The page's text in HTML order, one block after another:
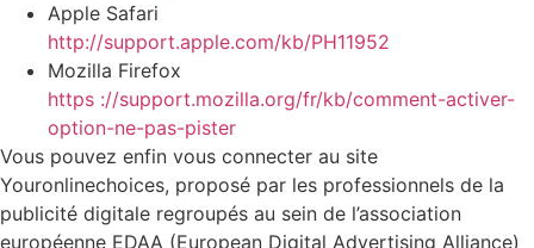
Apple Safari
http://support.apple.com/kb/PH11952
Mozilla Firefox
https ://support.mozilla.org/fr/kb/comment-activer-
option-ne-pas-pister
Vous pouvez enfin vous connecter au site
Youronlinechoices, proposé par les professionnels de la
publicité digitale regroupés au sein de l’association
européenne EDAA (European Digital Advertising Alliance)